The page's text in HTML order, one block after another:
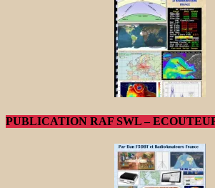
PUBLICATION RAF SWL –